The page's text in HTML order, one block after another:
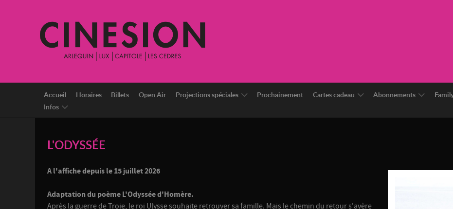
Accueil Horaires Billets Open Air Projections spéciales Prochainement Cartes cadeau Abonnements
Infos
L'ODYSSÉE
A l'affiche depuis le 15 juillet 2026
Adaptation du poème L'Odyssée d'Homère.
Après la guerre de Troie, le roi Ulysse souhaite retrouver sa famille. Mais le chemin du retour s'avère